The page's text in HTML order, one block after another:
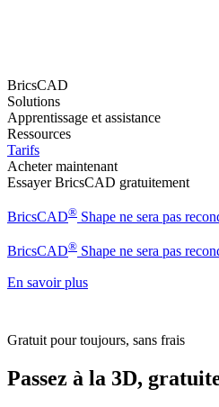
BricsCAD
Solutions
Apprentissage et assistance
Ressources
Tarifs
Acheter maintenant
Essayer BricsCAD gratuitement
BricsCAD® Shape ne sera pas
BricsCAD® Shape ne sera pas
En savoir plus
Gratuit pour toujours, sans frais
Passez à la 3D,